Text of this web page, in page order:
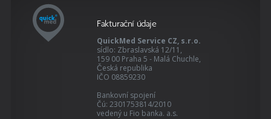
Fakturační údaje
QuickMed Service CZ, s.r.o.
sídlo: Zbraslavská 12/11,
159 00 Praha 5 - Malá Chuchle,
Česká republika
IČO 08859230
Bankovní spojení
Čú: 2301753814/2010
vedený u Fio banka. a.s.